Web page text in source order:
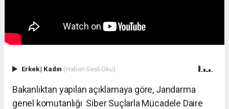
Erkek| Kadın (Haberi Sesli Oku)
Bakanlıktan yapılan açıklamaya göre, Jandarma
genel komutanlığı Siber Suçlarla Mücadele Daire